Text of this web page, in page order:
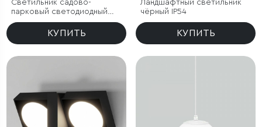
Светильник садово-
парковый светодиодный
Lumos
КУПИТЬ
Ландшафтный светильник
чёрный IP54
КУПИТЬ